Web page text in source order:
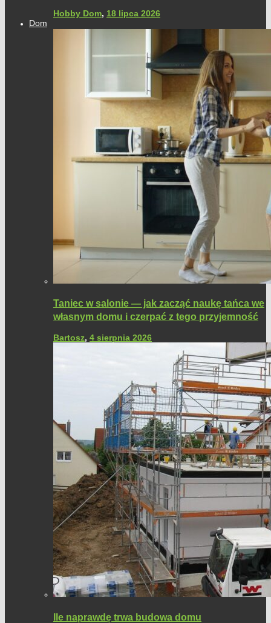
Hobby Dom, 18 lipca 2026
Dom
Taniec w salonie — jak zacząć naukę tańca we
własnym domu i czerpać z tego przyjemność
Bartosz, 4 sierpnia 2026
Ile naprawdę trwa budowa domu